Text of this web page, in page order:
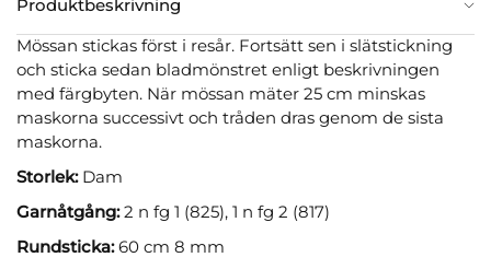
Produktbeskrivning
Mössan stickas först i resår. Fortsätt sen i slätstickning
och sticka sedan bladmönstret enligt beskrivningen
med färgbyten. När mössan mäter 25 cm minskas
maskorna successivt och tråden dras genom de sista
maskorna.
Storlek:Dam
Garnåtgång:2 n fg 1 (825), 1 n fg 2 (817)
Rundsticka:60 cm 8 mm